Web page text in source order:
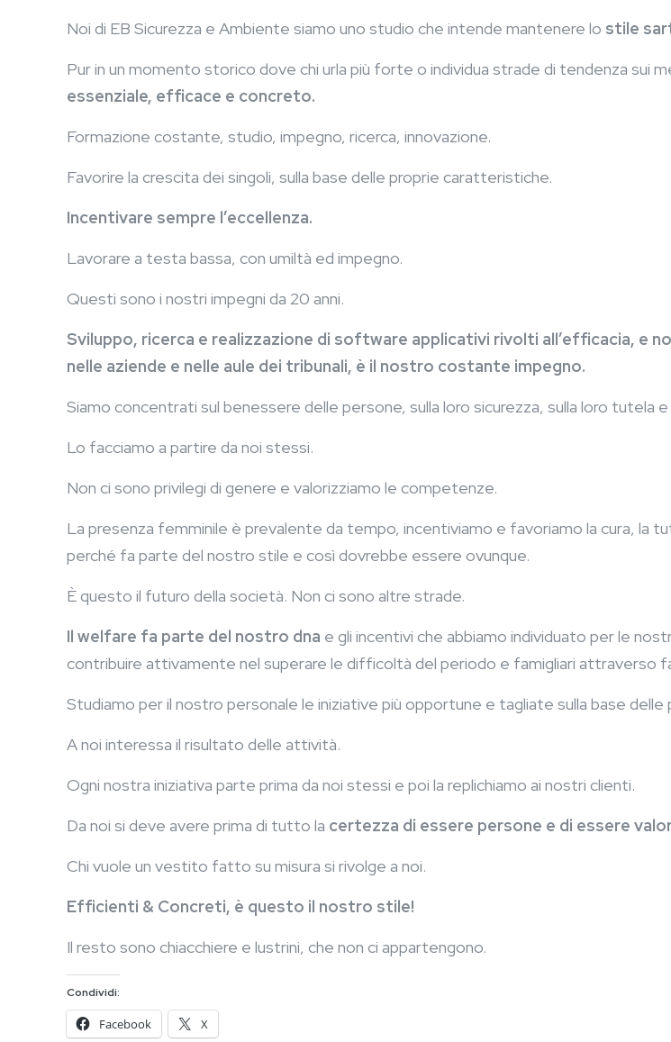
Noi di EB Sicurezza e Ambiente siamo uno studio che intende mantenere lo stile
Pur in un momento storico dove chi urla più forte o individua strade di tendenza sui
essenziale, efficace e concreto.
Formazione costante, studio, impegno, ricerca, innovazione.
Favorire la crescita dei singoli, sulla base delle proprie caratteristiche.
Incentivare sempre l’eccellenza.
Lavorare a testa bassa, con umiltà ed impegno.
Questi sono i nostri impegni da 20 anni.
Sviluppo, ricerca e realizzazione di software applicativi rivolti all’efficacia, e
nelle aziende e nelle aule dei tribunali, è il nostro costante impegno.
Siamo concentrati sul benessere delle persone, sulla loro sicurezza, sulla loro tutela e
Lo facciamo a partire da noi stessi.
Non ci sono privilegi di genere e valorizziamo le competenze.
La presenza femminile è prevalente da tempo, incentiviamo e favoriamo la cura, la
perché fa parte del nostro stile e così dovrebbe essere ovunque.
È questo il futuro della società. Non ci sono altre strade.
Il welfare fa parte del nostro dna e gli incentivi che abbiamo individuato per le
contribuire attivamente nel superare le difficoltà del periodo e famigliari attraverso
Studiamo per il nostro personale le iniziative più opportune e tagliate sulla base
A noi interessa il risultato delle attività.
Ogni nostra iniziativa parte prima da noi stessi e poi la replichiamo ai nostri clienti.
Da noi si deve avere prima di tutto la certezza di essere persone e di essere
Chi vuole un vestito fatto su misura si rivolge a noi.
Efficienti & Concreti, è questo il nostro stile!
Il resto sono chiacchiere e lustrini, che non ci appartengono.
Condividi:
Facebook X